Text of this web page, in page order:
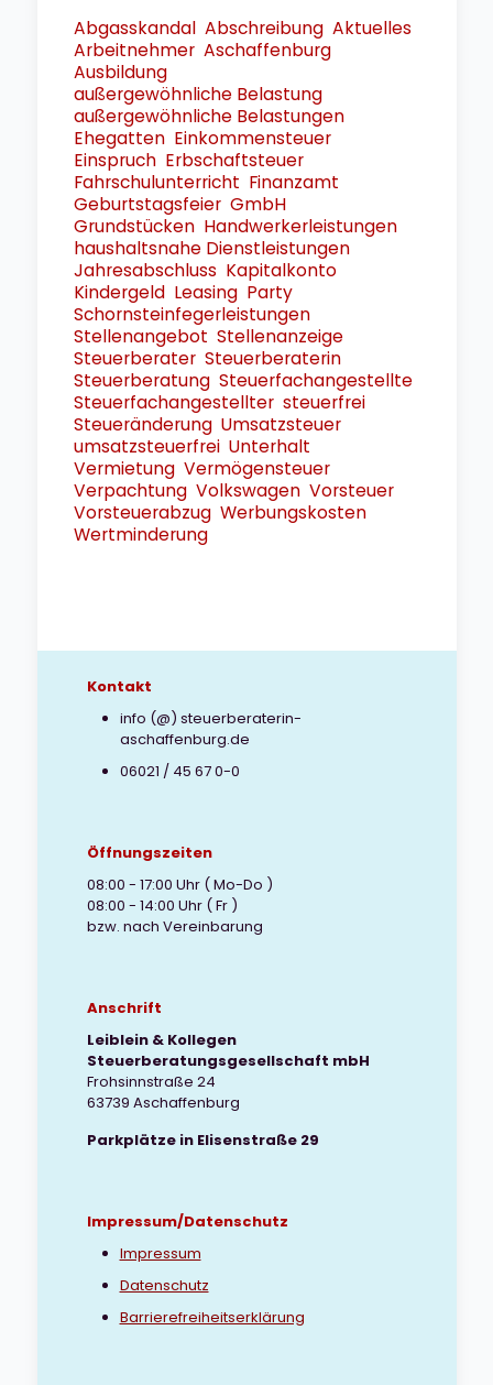
Abgasskandal Abschreibung Aktuelles
Arbeitnehmer Aschaffenburg
Ausbildung
außergewöhnliche Belastung
außergewöhnliche Belastungen
Ehegatten Einkommensteuer
Einspruch Erbschaftsteuer
Fahrschulunterricht Finanzamt
Geburtstagsfeier GmbH
Grundstücken Handwerkerleistungen
haushaltsnahe Dienstleistungen
Jahresabschluss Kapitalkonto
Kindergeld Leasing Party
Schornsteinfegerleistungen
Stellenangebot Stellenanzeige
Steuerberater Steuerberaterin
Steuerberatung Steuerfachangestellte
Steuerfachangestellter steuerfrei
Steueränderung Umsatzsteuer
umsatzsteuerfrei Unterhalt
Vermietung Vermögensteuer
Verpachtung Volkswagen Vorsteuer
Vorsteuerabzug Werbungskosten
Wertminderung
Kontakt
info (@) steuerberaterin-
aschaffenburg.de
06021 / 45 67 0-0
Öffnungszeiten
08:00 - 17:00 Uhr ( Mo-Do )
08:00 - 14:00 Uhr ( Fr )
bzw. nach Vereinbarung
Anschrift
Leiblein & Kollegen
Steuerberatungsgesellschaft mbH
Frohsinnstraße 24
63739 Aschaffenburg
Parkplätze in Elisenstraße 29
Impressum/Datenschutz
Impressum
Datenschutz
Barrierefreiheitserklärung